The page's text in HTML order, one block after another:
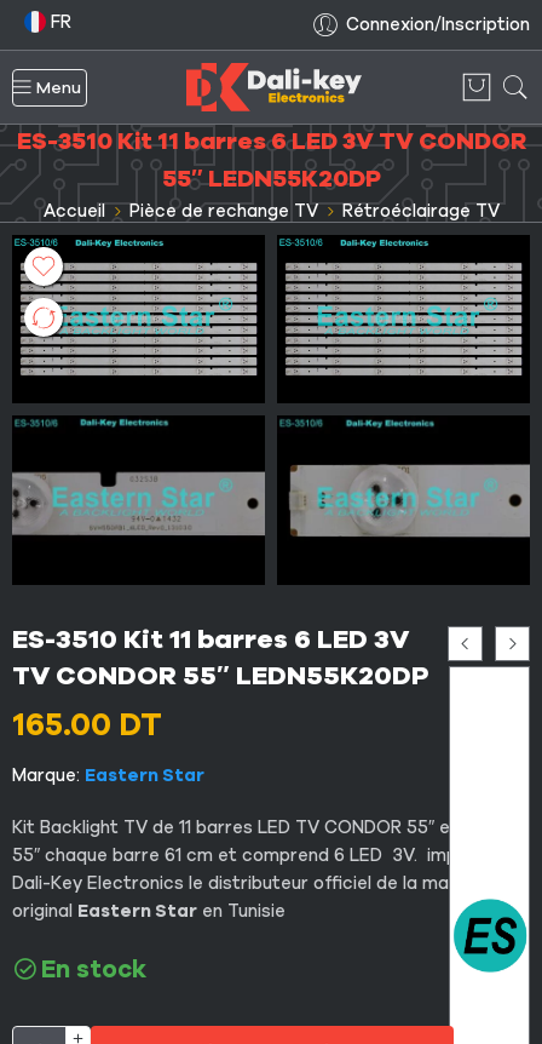
FR Connexion/Inscription
Menu
ES-3510 Kit 11 barres 6 LED 3V TV CONDOR
55″ LEDN55K20DP
Accueil Pièce de rechange TV Rétroéclairage TV
ES-3510 Kit 11 barres 6 LED 3V
TV CONDOR 55″ LEDN55K20DP
165.00 DT
Marque: Eastern Star
Kit Backlight TV de 11 barres LED TV CONDOR 55″ et Hisense
55″ chaque barre 61 cm et comprend 6 LED 3V. importé par
Dali-Key Electronics le distributeur officiel de la marque
original Eastern Star en Tunisie
En stock